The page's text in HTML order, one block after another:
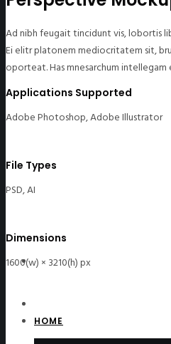
HOME
Ad nibh feugait tincidunt vis, lobortis
Ei elitr platonem mediocritatem sit,
oporteat. Has mnesarchum
Applications Supported
Adobe Photoshop, Adobe Illustrator
File Types
PSD, AI
Dimensions
1600(w) × 3210(h) px